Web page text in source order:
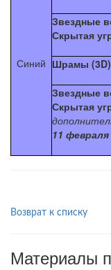
Синий
Звездные
Скрытая
Шрамы (3D)
Звездные
Скрытая
11 февраля
Возврат к списку
Материалы